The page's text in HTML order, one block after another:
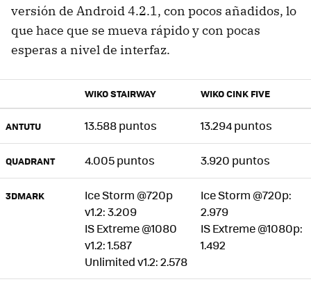
versión de Android 4.2.1, con pocos añadidos, lo
que hace que se mueva rápido y con pocas
esperas a nivel de interfaz.
WIKO STAIRWAY WIKO CINK FIVE
ANTUTU 13.588 puntos 13.294 puntos
QUADRANT 4.005 puntos 3.920 puntos
3DMARK
Ice Storm @720p
v1.2: 3.209
IS Extreme @1080
v1.2: 1.587
Unlimited v1.2: 2.578
Ice Storm @720p:
2.979
IS Extreme @1080p:
1.492